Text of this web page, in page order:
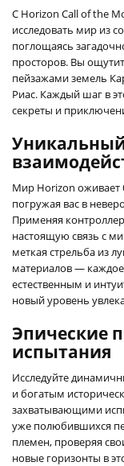
С Horizon Call of the
исследовать мир из
поглощаясь
просторов. Вы
пейзажами земель
Риас. Каждый шаг в
секреты и
Мир Horizon оживает
погружая вас в
Применяя
настоящую связь с
меткая стрельба из
материалов —
естественным и
новый уровень
Эпические
испытания
Исследуйте
и богатым
захватывающими
уже полюбившихся
племен, проверяя
новые горизонты в